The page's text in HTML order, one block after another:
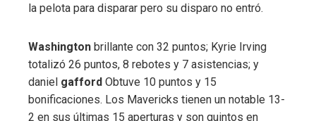
la pelota para disparar pero su disparo no entró.
Washington brillante con 32 puntos; Kyrie Irving
totalizó 26 puntos, 8 rebotes y 7 asistencias; y
daniel gafford Obtuve 10 puntos y 15
bonificaciones. Los Mavericks tienen un notable 13-
2 en sus últimas 15 aperturas y son quintos en